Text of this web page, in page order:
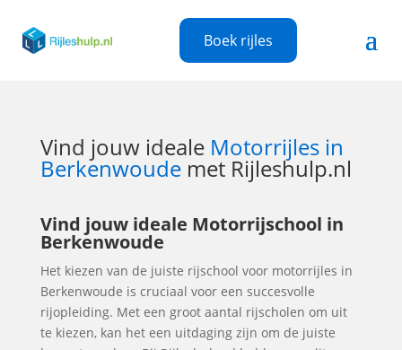
Boek rijles
Vind jouw ideale Motorrijles in
Berkenwoudemet Rijleshulp.nl
Vind jouw ideale Motorrijschool in
Berkenwoude
Het kiezen van de juiste rijschool voor motorrijles in
Berkenwoude is cruciaal voor een succesvolle
rijopleiding. Met een groot aantal rijscholen om uit
te kiezen, kan het een uitdaging zijn om de juiste